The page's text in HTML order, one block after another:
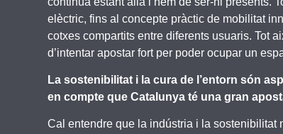
elèctric, fins al concepte pràctic de mobilitat
cotxes compartits entre diferents usuaris. Tot
d’intentar apostar fort per poder ocupar un
La sostenibilitat i la cura de l’entorn són
en compte que Catalunya té una gran
Cal entendre que la indústria i la sostenibilitat